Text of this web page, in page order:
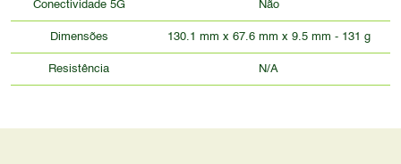
Conectividade 5G Não
Dimensões 130.1 mm x 67.6 mm x 9.5 mm - 131 g
Resistência N/A